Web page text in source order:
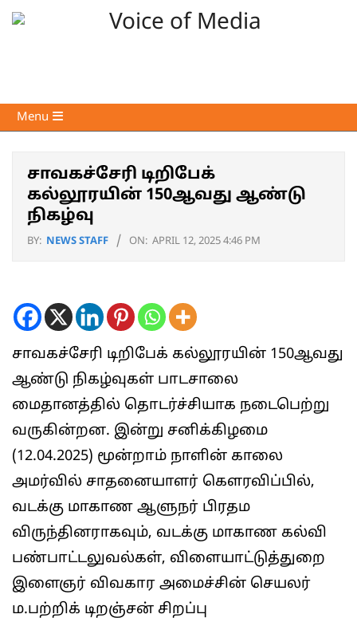
Skip
Voice
of
Primary
Navigation
Menu
சாவகச்சேரி டிறிபேக்
கல்லூரயின் 150ஆவது ஆண்டு
நிகழ்வு
BY: NEWS STAFF ON: APRIL 12, 2025 4:46 PM
சாவகச்சேரி டிறிபேக் கல்லூரயின் 150ஆவது
ஆண்டு நிகழ்வுகள் பாடசாலை
மைதானத்தில் தொடர்ச்சியாக நடைபெற்று
வருகின்றன. இன்று சனிக்கிழமை
(12.04.2025) மூன்றாம் நாளின் காலை
அமர்வில் சாதனையாளர் கௌரவிப்பில்,
வடக்கு மாகாண ஆளுநர் பிரதம
விருந்தினராகவும், வடக்கு மாகாண கல்வி
பண்பாட்டலுவல்கள், விளையாட்டுத்துறை
இளைஞர் விவகார அமைச்சின் செயலர்
ம.பற்றிக் டிறஞ்சன் சிறப்பு